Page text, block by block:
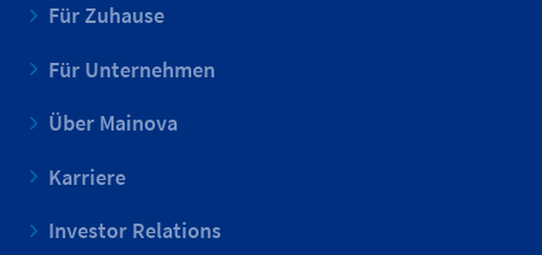
Für Zuhause
Für Unternehmen
Über Mainova
Karriere
Investor Relations